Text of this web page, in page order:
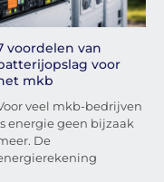
voordelen van
voor
mkb
veel mkb-bedrijven
energie geen bijzaak
De